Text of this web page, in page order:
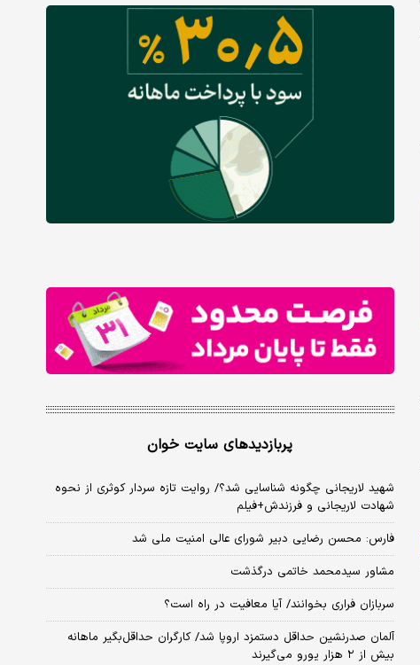
پربازدیدهای سایت خوان
شهید لاریجانی چگونه شناسایی شد؟/ روایت تازه سردار کوثری از نحوه
شهادت لاریجانی و فرزندش+فیلم
فارس: محسن رضایی دبیر شورای عالی امنیت ملی شد
مشاور سیدمحمد خاتمی درگذشت
سربازان فراری بخوانند/ آیا معافیت در راه است؟
آلمان صدرنشین حداقل دستمزد اروپا شد/ کارگران حداقل‌بگیر ماهانه
بیش از ۲ هزار یورو می‌گیرند